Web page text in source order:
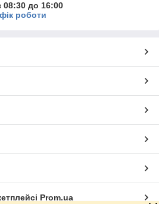
08:30 до 16:00
роботи
Prom.ua